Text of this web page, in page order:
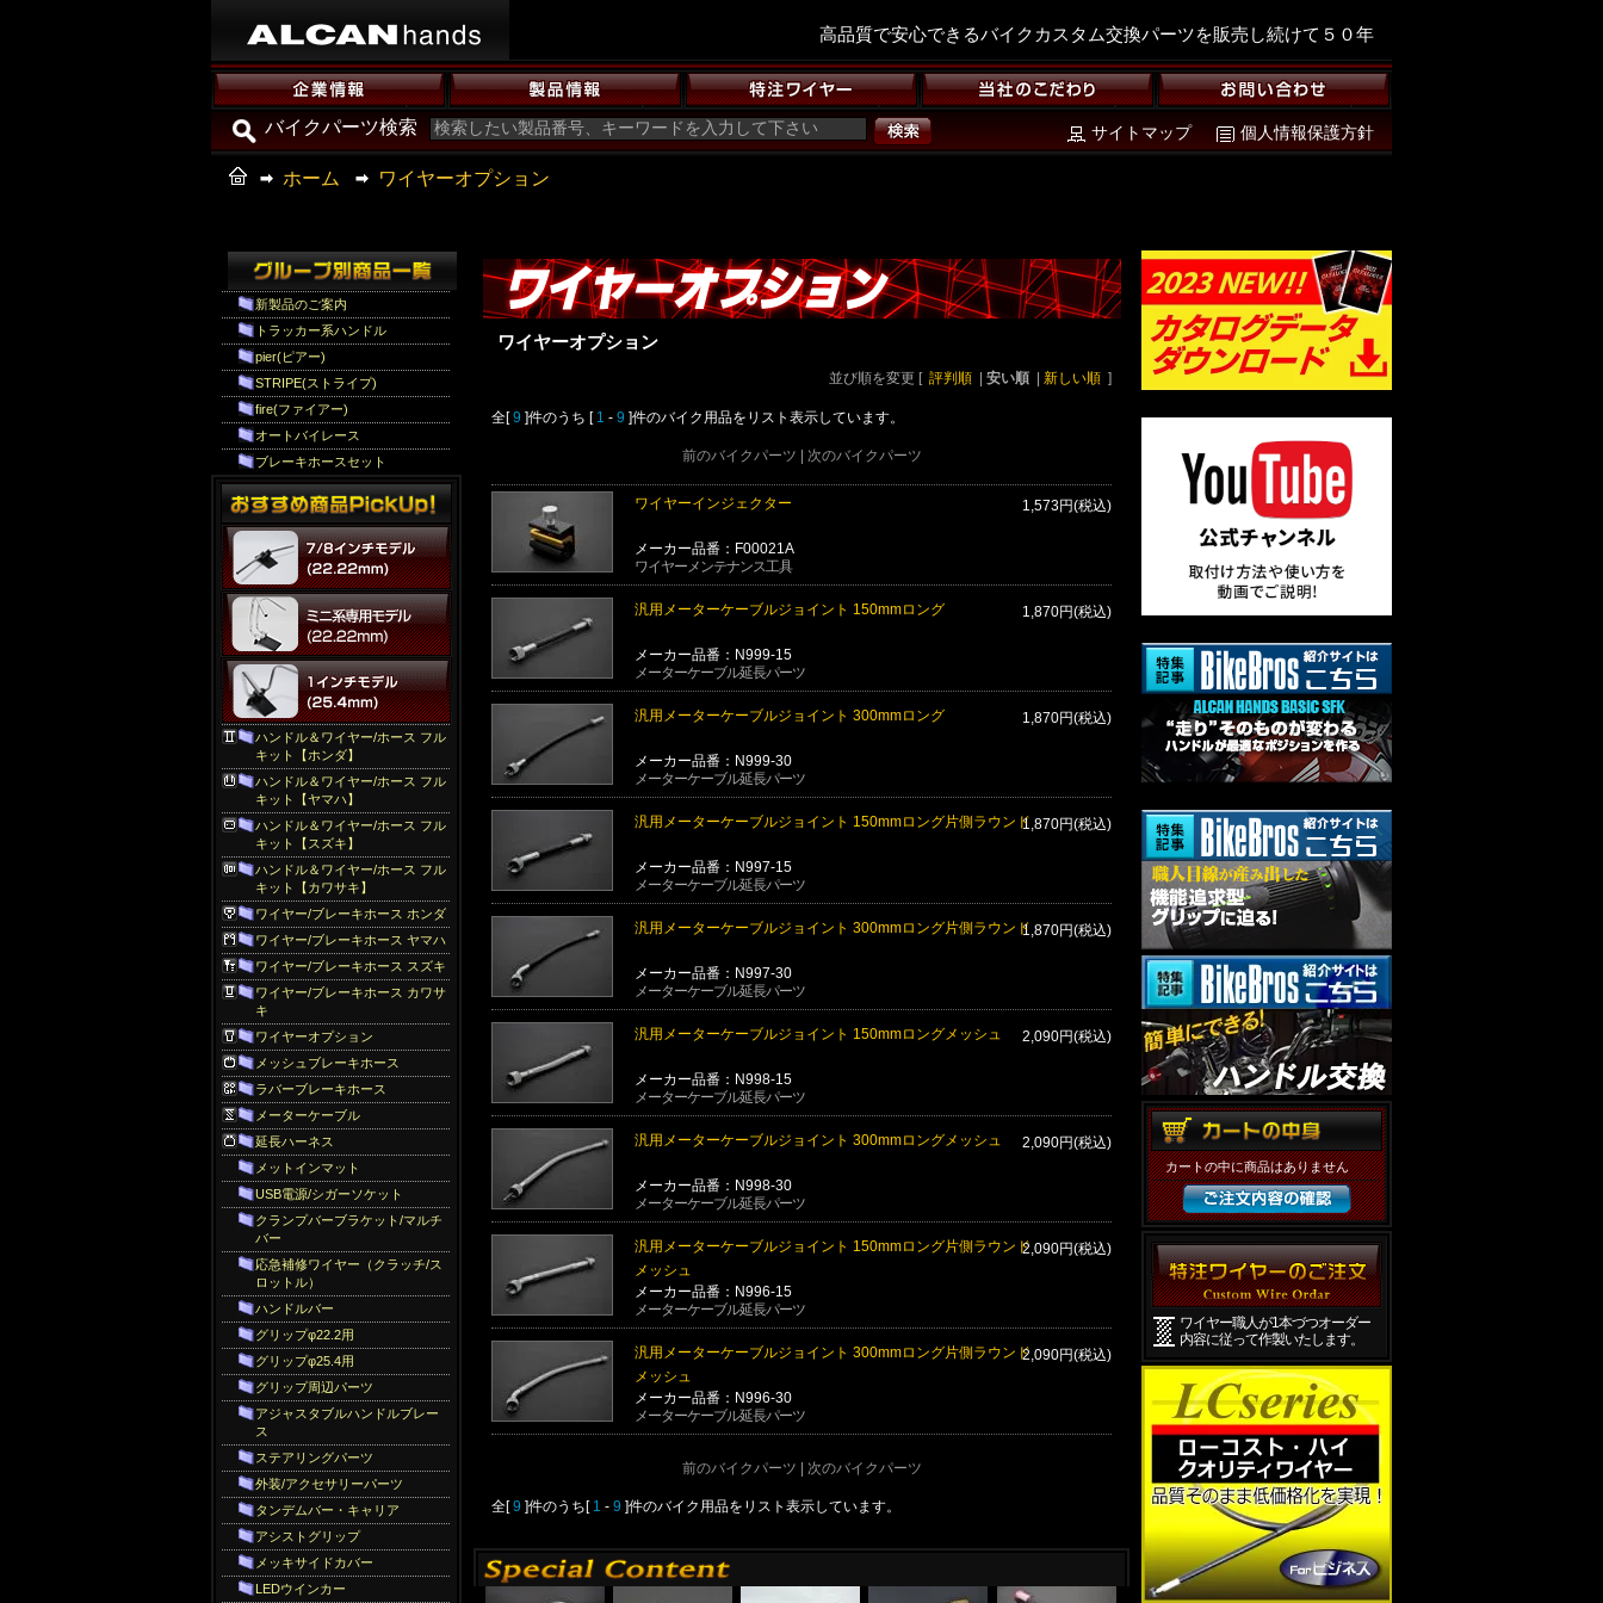
高品質で安心できるバイクカスタム交換パーツを販売し続けて５０年
サイトマップ 個人情報保護方針
バイクパーツ検索
ホーム ワイヤーオプション
新製品のご案内
トラッカー系ハンドル
pier(ピアー)
STRIPE(ストライプ)
fire(ファイアー)
オートバイレース
ブレーキホースセット
ハンドル＆ワイヤー/ホース フル
キット【ホンダ】
ハンドル＆ワイヤー/ホース フル
キット【ヤマハ】
ハンドル＆ワイヤー/ホース フル
キット【スズキ】
ハンドル＆ワイヤー/ホース フル
キット【カワサキ】
ワイヤー/ブレーキホース ホンダ
ワイヤー/ブレーキホース ヤマハ
ワイヤー/ブレーキホース スズキ
ワイヤー/ブレーキホース カワサ
キ
ワイヤーオプション
メッシュブレーキホース
ラバーブレーキホース
メーターケーブル
延長ハーネス
メットインマット
USB電源/シガーソケット
クランプバーブラケット/マルチ
バー
応急補修ワイヤー（クラッチ/ス
ロットル）
ハンドルバー
グリップφ22.2用
グリップφ25.4用
グリップ周辺パーツ
アジャスタブルハンドルブレー
ス
ステアリングパーツ
外装/アクセサリーパーツ
タンデムバー・キャリア
アシストグリップ
メッキサイドカバー
LEDウインカー
ワイヤーオプション
並び順を変更 [ 評判順 安い順 新しい順 ]
全[ 9 ]件のうち [ 1 - 9 ]件のバイク用品をリスト表示しています。
前のバイクパーツ | 次のバイクパーツ
1,573円(税込)
ワイヤーインジェクター
ワイヤーメンテナンス工具
メーカー品番：F00021A
1,870円(税込)
汎用メーターケーブルジョイント 150mmロング
メーターケーブル延長パーツ
メーカー品番：N999-15
1,870円(税込)
汎用メーターケーブルジョイント 300mmロング
メーターケーブル延長パーツ
メーカー品番：N999-30
1,870円(税込)
汎用メーターケーブルジョイント 150mmロング片側ラウンド
メーターケーブル延長パーツ
メーカー品番：N997-15
1,870円(税込)
汎用メーターケーブルジョイント 300mmロング片側ラウンド
メーターケーブル延長パーツ
メーカー品番：N997-30
2,090円(税込)
汎用メーターケーブルジョイント 150mmロングメッシュ
メーターケーブル延長パーツ
メーカー品番：N998-15
2,090円(税込)
汎用メーターケーブルジョイント 300mmロングメッシュ
メーターケーブル延長パーツ
メーカー品番：N998-30
2,090円(税込)
汎用メーターケーブルジョイント 150mmロング片側ラウンド
メッシュ
メーターケーブル延長パーツ
メーカー品番：N996-15
2,090円(税込)
汎用メーターケーブルジョイント 300mmロング片側ラウンド
メッシュ
メーターケーブル延長パーツ
メーカー品番：N996-30
前のバイクパーツ | 次のバイクパーツ
全[ 9 ]件のうち[ 1 - 9 ]件のバイク用品をリスト表示しています。
カートの中に商品はありません
ワイヤー職人が1本づつオーダー
内容に従って作製いたします。